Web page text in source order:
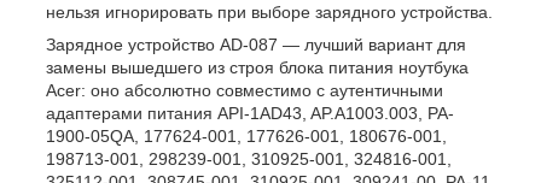
нельзя игнорировать при выборе зарядного устройства.
Зарядное устройство AD-087 — лучший вариант для
замены вышедшего из строя блока питания ноутбука
Acer: оно абсолютно совместимо с аутентичными
адаптерами питания API-1AD43, AP.A1003.003, PA-
1900-05QA, 177624-001, 177626-001, 180676-001,
198713-001, 298239-001, 310925-001, 324816-001,